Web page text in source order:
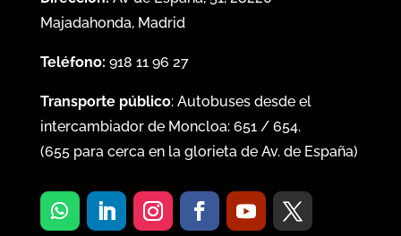
Majadahonda, Madrid
Teléfono: 918 11 96 27
Transporte público: Autobuses desde el
intercambiador de Moncloa: 651/ 654.
(655para cerca en la glorieta de Av. de España)